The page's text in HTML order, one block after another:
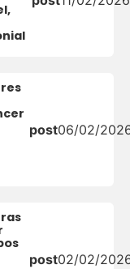
post06/02/
post02/02/